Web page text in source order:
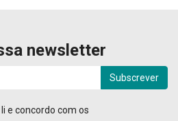
newsletter
Subscrever
e concordo com os